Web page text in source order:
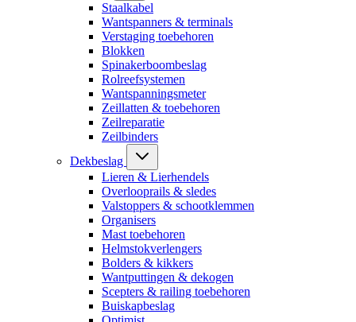
Staalkabel
Wantspanners & terminals
Verstaging toebehoren
Blokken
Spinakerboombeslag
Rolreefsystemen
Wantspanningsmeter
Zeillatten & toebehoren
Zeilreparatie
Zeilbinders
Dekbeslag
Lieren & Lierhendels
Overlooprails & sledes
Valstoppers & schootklemmen
Organisers
Mast toebehoren
Helmstokverlengers
Bolders & kikkers
Wantputtingen & dekogen
Scepters & railing toebehoren
Buiskapbeslag